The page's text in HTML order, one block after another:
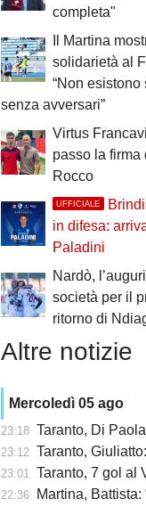
completa"
Il Martina
solidarietà al
“Non esistono
senza avversari”
Virtus
passo la firma
Rocco
UFFICIALE
in difesa:
Paladini
Nardò,
società per il
ritorno di
Altre notizie
Mercoledì 05 ago
23:18 Taranto, Di
23:12 Taranto,
23:01 Taranto, 7 gol al
22:36 Martina, Battista: